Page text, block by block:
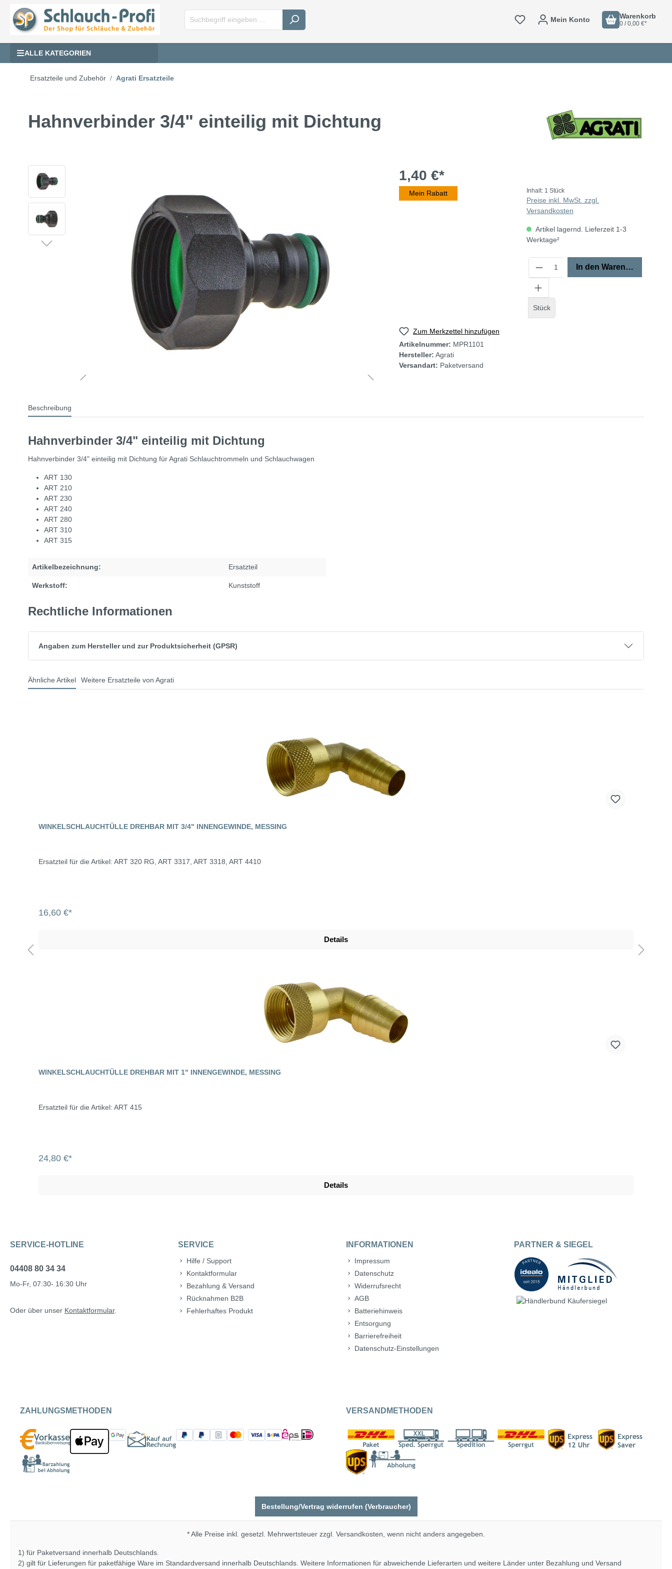
Mein Konto Warenkorb
0 / 0,00 €*
ALLE KATEGORIEN
Ersatzteile und Zubehör Agrati Ersatzteile
Hahnverbinder 3/4" einteilig mit Dichtung
1,40 €*
Mein Rabatt Inhalt: 1 Stück
Preise inkl. MwSt. zzgl.
Versandkosten
Artikel lagernd. Lieferzeit 1-3
Werktage²
Stück
In den Warenkorb
Zum Merkzettel hinzufügen
Artikelnummer: MPR1101
Hersteller: Agrati
Versandart: Paketversand
Beschreibung
Hahnverbinder 3/4" einteilig mit Dichtung
Hahnverbinder 3/4" einteilig mit Dichtung für Agrati Schlauchtrommeln und Schlauchwagen
ART 130
ART 210
ART 230
ART 240
ART 280
ART 310
ART 315
Artikelbezeichnung: Ersatzteil
Werkstoff: Kunststoff
Rechtliche Informationen
Angaben zum Hersteller und zur Produktsicherheit (GPSR)
Ähnliche Artikel Weitere Ersatzteile von Agrati
WINKELSCHLAUCHTÜLLE DREHBAR MIT 3/4" INNENGEWINDE, MESSING
Ersatzteil für die Artikel: ART 320 RG, ART 3317, ART 3318, ART 4410
16,60 €*
Details
WINKELSCHLAUCHTÜLLE DREHBAR MIT 1" INNENGEWINDE, MESSING
Ersatzteil für die Artikel: ART 415
24,80 €*
Details
SERVICE-HOTLINE
04408 80 34 34
Mo-Fr, 07:30- 16:30 Uhr
Oder über unser Kontaktformular.
SERVICE
Hilfe / Support
Kontaktformular
Bezahlung & Versand
Rücknahmen B2B
Fehlerhaftes Produkt
INFORMATIONEN
Impressum
Datenschutz
Widerrufsrecht
AGB
Batteriehinweis
Entsorgung
Barrierefreiheit
Datenschutz-Einstellungen
PARTNER & SIEGEL
ZAHLUNGSMETHODEN VERSANDMETHODEN
Bestellung/Vertrag widerrufen (Verbraucher)
* Alle Preise inkl. gesetzl. Mehrwertsteuer zzgl. Versandkosten , wenn nicht anders angegeben.
1) für Paketversand innerhalb Deutschlands.
2) gilt für Lieferungen für paketfähige Ware im Standardversand innerhalb Deutschlands. Weitere Informationen für abweichende Lieferarten und weitere Länder unter Bezahlung und Versand